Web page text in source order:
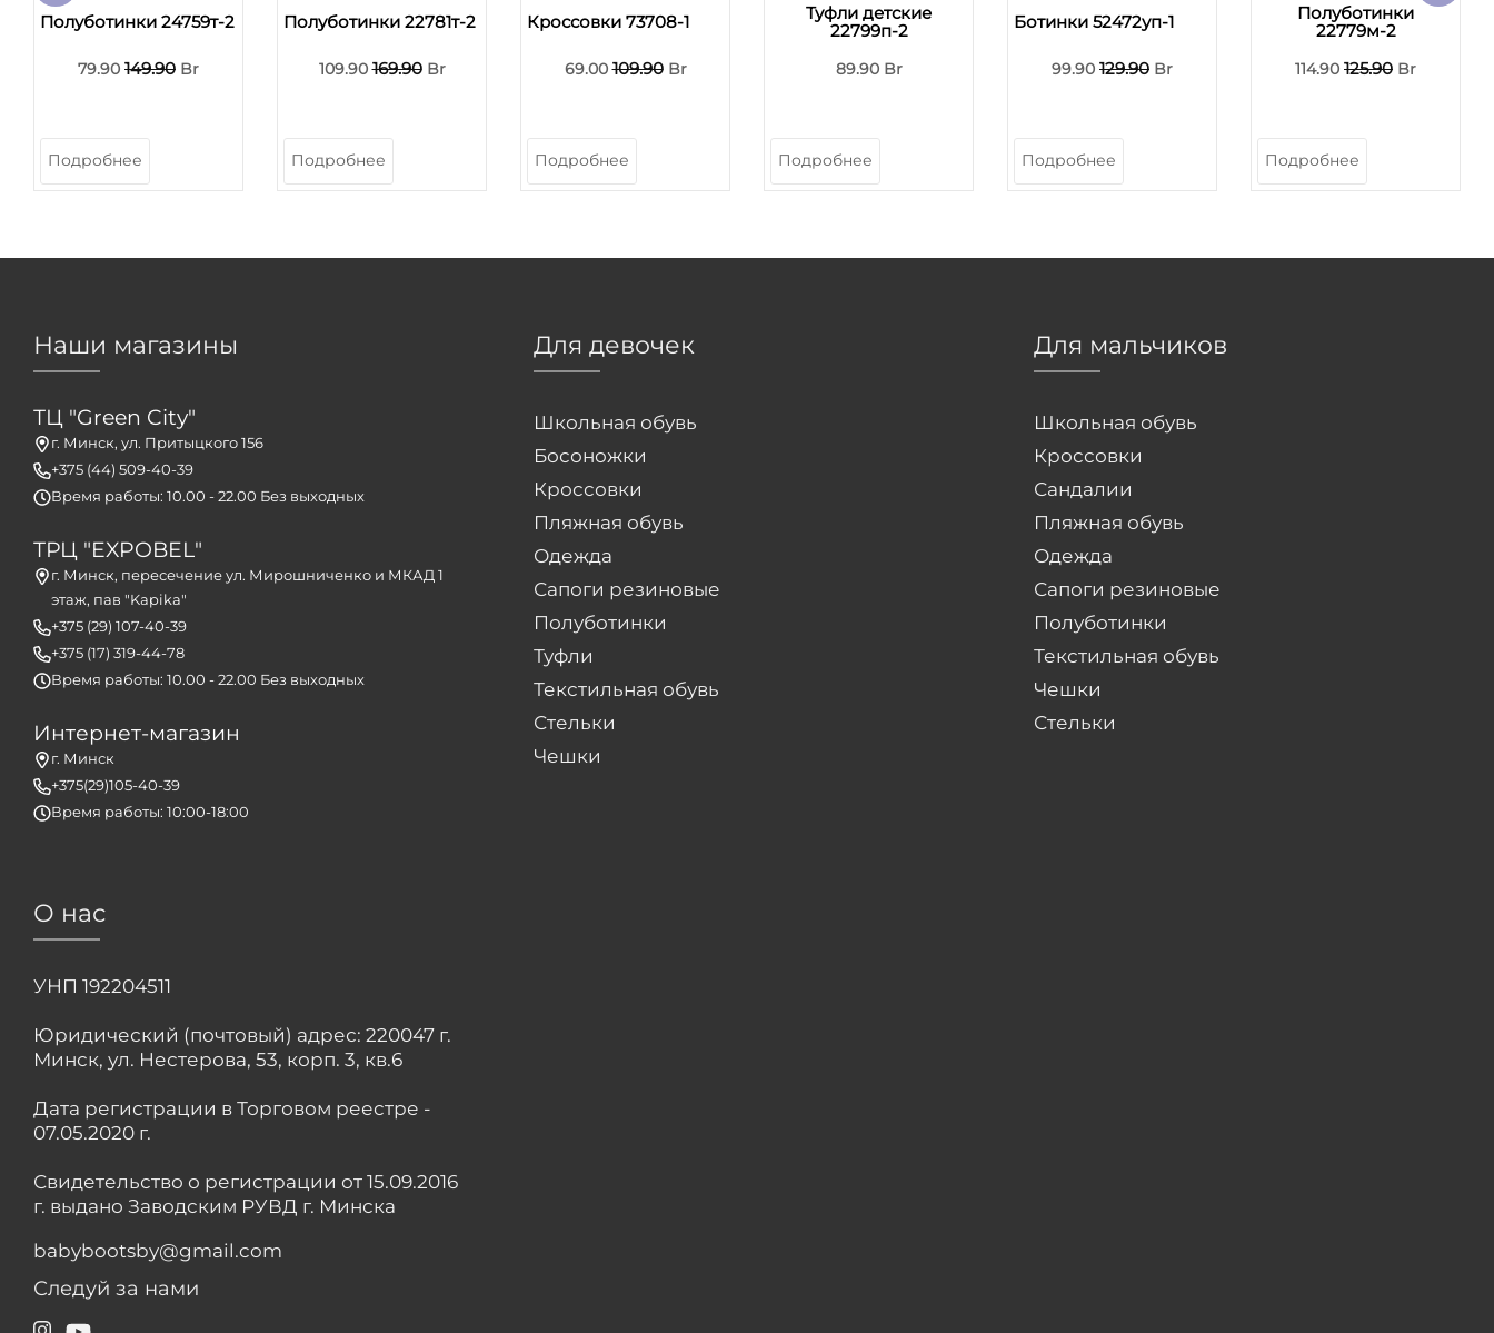
Полуботинки 24759т-2
79.90 149.90 Br
Подробнее
Полуботинки 22781т-2
109.90169.90Br
Подробнее
Кроссовки 73708-1
69.00109.90Br
Подробнее
Туфли детские
22799п-2
89.90 Br
Подробнее
Ботинки 52472уп-1
99.90 129.90 Br
Подробнее
Полуботинки
22779м-2
114.90 125.90 Br
Подробнее
Наши магазины
ТЦ "Green City"
г. Минск, ул. Притыцкого 156
+375 (44) 509-40-39
Время работы: 10.00 - 22.00 Без выходных
ТРЦ "EXPOBEL"
г. Минск, пересечение ул. Мирошниченко и МКАД 1
этаж, пав "Kapika"
+375 (29) 107-40-39
+375 (17) 319-44-78
Время работы: 10.00 - 22.00 Без выходных
Интернет-магазин
г. Минск
+375(29)105-40-39
Время работы: 10:00-18:00
Для девочек
Школьная обувь
Босоножки
Кроссовки
Пляжная обувь
Одежда
Сапоги резиновые
Полуботинки
Туфли
Текстильная обувь
Стельки
Чешки
Для мальчиков
Школьная обувь
Кроссовки
Сандалии
Пляжная обувь
Одежда
Сапоги резиновые
Полуботинки
Текстильная обувь
Чешки
Стельки
О нас
УНП 192204511
Юридический (почтовый) адрес: 220047 г.
Минск, ул. Нестерова, 53, корп. 3, кв.6
Дата регистрации в Торговом реестре -
07.05.2020 г.
Свидетельство о регистрации от 15.09.2016
г. выдано Заводским РУВД г. Минска
babybootsby@gmail.com
Следуй за нами
Instagram
YouTube